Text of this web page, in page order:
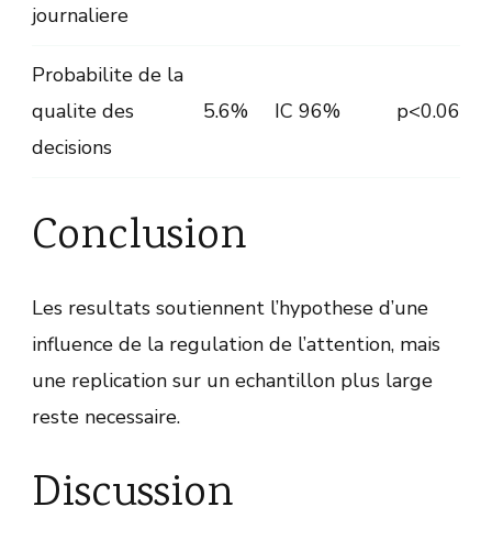
journaliere
Probabilite de la
qualite des
decisions
5.6% IC 96% p<0.06
Conclusion
Les resultats soutiennent l’hypothese d’une
influence de la regulation de l’attention, mais
une replication sur un echantillon plus large
reste necessaire.
Discussion